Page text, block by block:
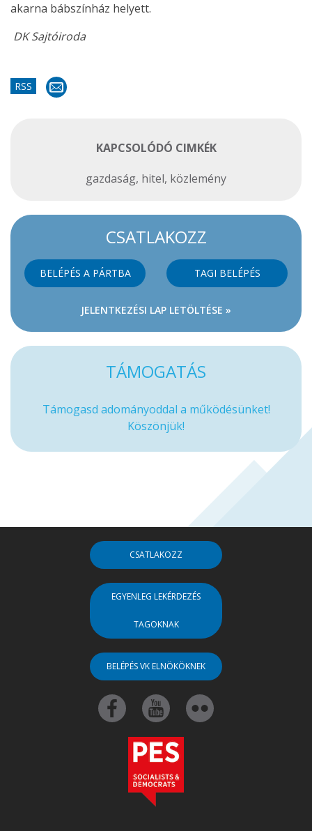
akarna bábszínház helyett.
DK Sajtóiroda
RSS
KAPCSOLÓDÓ CIMKÉK
gazdaság, hitel, közlemény
CSATLAKOZZ
BELÉPÉS A PÁRTBA TAGI BELÉPÉS
JELENTKEZÉSI LAP LETÖLTÉSE »
TÁMOGATÁS
Támogasd adományoddal a működésünket!
Köszönjük!
CSATLAKOZZ
EGYENLEG LEKÉRDEZÉS
TAGOKNAK
BELÉPÉS VK ELNÖKÖKNEK